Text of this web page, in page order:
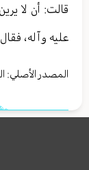
قالت: أن لا
عليه وآله،
المصدر الأصلي: